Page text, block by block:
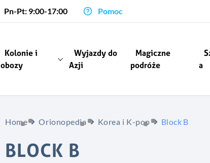
Pn-Pt: 9:00-17:00 Pomoc
Kolonie i
obozy
Wyjazdy do
Azji
Magiczne
podróże
a
Home Orionopedia Korea i K-pop Block B
BLOCK B